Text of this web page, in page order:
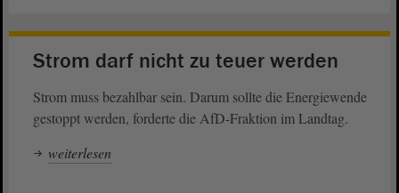
Strom darf nicht zu teuer werden
Strom muss bezahlbar sein. Darum sollte die Energiewende
gestoppt werden, forderte die AfD-Fraktion im Landtag.
weiterlesen